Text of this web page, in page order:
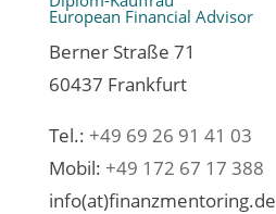
European Financial Advisor
Berner Straße 71
60437 Frankfurt
Tel.: +49 69 26 91 41 03
Mobil: +49 172 67 17 388
info(at)finanzmentoring.de